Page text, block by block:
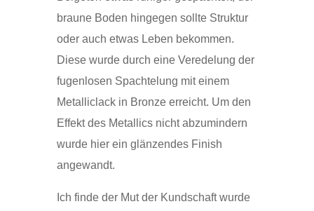
braune Boden hingegen sollte Struktur
oder auch etwas Leben bekommen.
Diese wurde durch eine Veredelung der
fugenlosen Spachtelung mit einem
Metalliclack in Bronze erreicht. Um den
Effekt des Metallics nicht abzumindern
wurde hier ein glänzendes Finish
angewandt.
Ich finde der Mut der Kundschaft wurde